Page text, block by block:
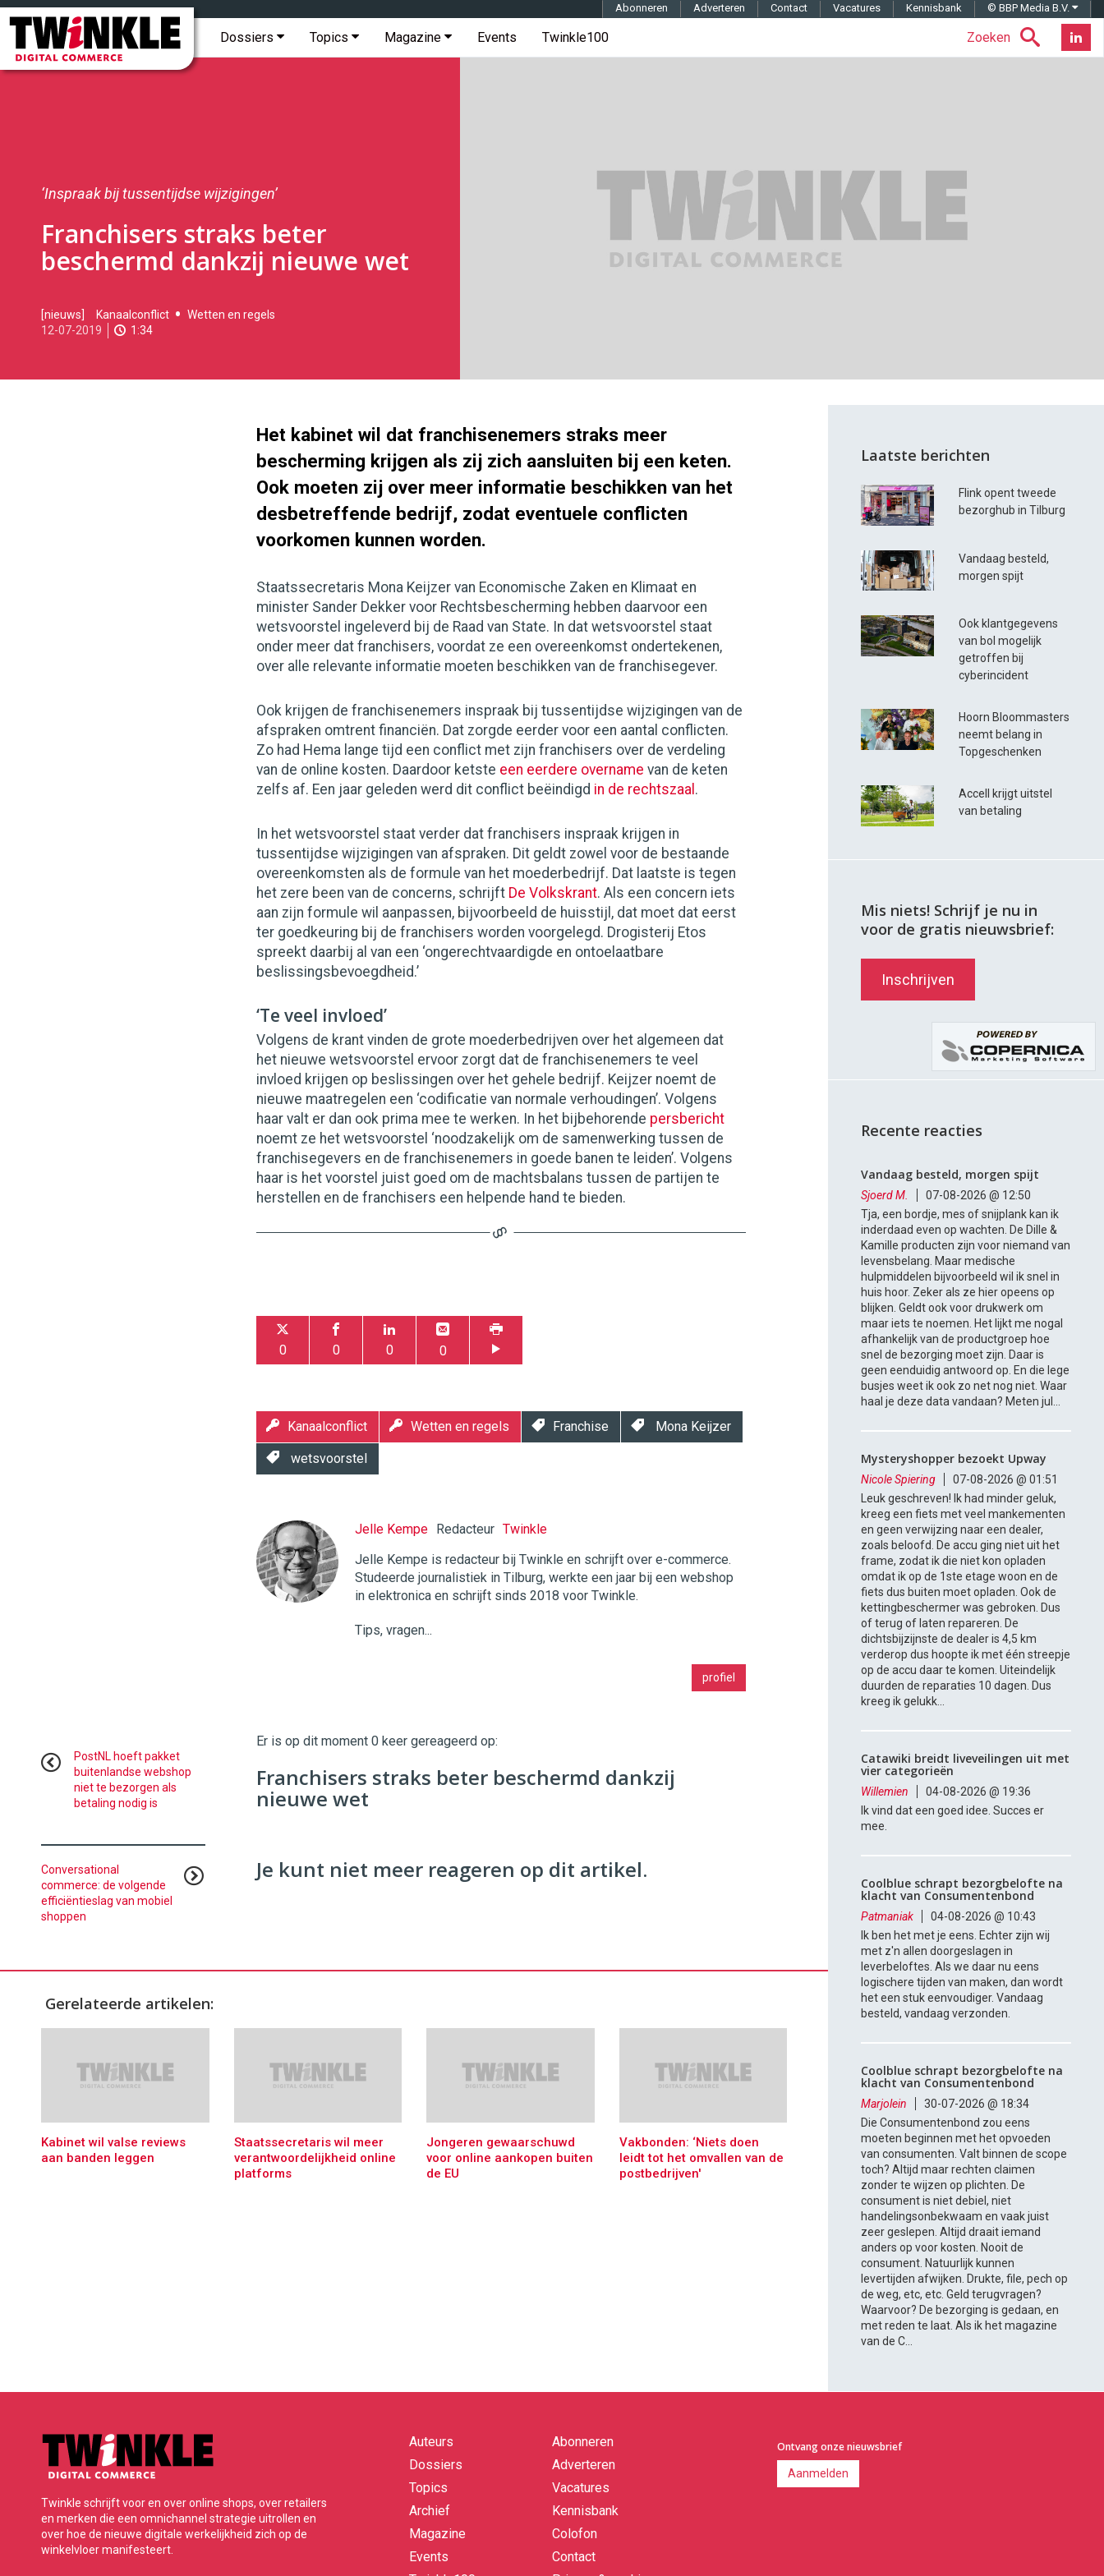
Twinkle
Digital
Commerce
Hoofdmenu Zoeken
Dossiers Topics Magazine Events Twinkle100
Topmenu Abonneren Adverteren Contact Vacatures Kennisbank © BBP Media B.V.
‘Inspraak bij tussentijdse wijzigingen’
Franchisers straks beter
beschermd dankzij nieuwe wet
2019-
07-
07-
[nieuws] Kanaalconflict
Wetten en regels
12-07-2019
1:34
Het kabinet wil dat franchisenemers straks meer
bescherming krijgen als zij zich aansluiten bij een keten.
Ook moeten zij over meer informatie beschikken van het
desbetreffende bedrijf, zodat eventuele conflicten
voorkomen kunnen worden.
Staatssecretaris Mona Keijzer van Economische Zaken en Klimaat en
minister Sander Dekker voor Rechtsbescherming hebben daarvoor een
wetsvoorstel ingeleverd bij de Raad van State. In dat wetsvoorstel staat
onder meer dat franchisers, voordat ze een overeenkomst ondertekenen,
over alle relevante informatie moeten beschikken van de franchisegever.
Ook krijgen de franchisenemers inspraak bij tussentijdse wijzigingen van de
afspraken omtrent financiën. Dat zorgde eerder voor een aantal conflicten.
Zo had Hema lange tijd een conflict met zijn franchisers over de verdeling
van de online kosten. Daardoor ketste een eerdere overname van de keten
zelfs af. Een jaar geleden werd dit conflict beëindigd in de rechtszaal .
In het wetsvoorstel staat verder dat franchisers inspraak krijgen in
tussentijdse wijzigingen van afspraken. Dit geldt zowel voor de bestaande
overeenkomsten als de formule van het moederbedrijf. Dat laatste is tegen
het zere been van de concerns, schrijft De Volkskrant. Als een concern iets
aan zijn formule wil aanpassen, bijvoorbeeld de huisstijl, dat moet dat eerst
ter goedkeuring bij de franchisers worden voorgelegd. Drogisterij Etos
spreekt daarbij al van een ‘ongerechtvaardigde en ontoelaatbare
beslissingsbevoegdheid.’
‘Te veel invloed’
Volgens de krant vinden de grote moederbedrijven over het algemeen dat
het nieuwe wetsvoorstel ervoor zorgt dat de franchisenemers te veel
invloed krijgen op beslissingen over het gehele bedrijf. Keijzer noemt de
nieuwe maatregelen een ‘codificatie van normale verhoudingen’. Volgens
haar valt er dan ook prima mee te werken. In het bijbehorende persbericht
noemt ze het wetsvoorstel ‘noodzakelijk om de samenwerking tussen de
franchisegevers en de franchisenemers in goede banen te leiden’. Volgens
haar is het voorstel juist goed om de machtsbalans tussen de partijen te
herstellen en de franchisers een helpende hand te bieden.
0 0 0 0
Kanaalconflict Wetten en regels Franchise Mona Keijzer
wetsvoorstel
Jelle Kempe Redacteur Twinkle
Jelle Kempe is redacteur bij Twinkle en schrijft over e-commerce.
Studeerde journalistiek in Tilburg, werkte een jaar bij een webshop
in elektronica en schrijft sinds 2018 voor Twinkle.
Tips, vragen...
profiel
Twinkle
|
Digital
Commercehttps://twinklemagazine.nl
Er is op dit moment 0 keer gereageerd op:
Franchisers straks beter beschermd dankzij
nieuwe wet
Je kunt niet meer reageren op dit artikel.
PostNL hoeft pakket
buitenlandse webshop
niet te bezorgen als
betaling nodig is
Conversational
commerce: de volgende
efficiëntieslag van mobiel
shoppen
Gerelateerde artikelen:
Kabinet wil valse reviews
aan banden leggen
Staatssecretaris wil meer
verantwoordelijkheid online
platforms
Jongeren gewaarschuwd
voor online aankopen buiten
de EU
Vakbonden: ‘Niets doen
leidt tot het omvallen van de
postbedrijven'
Laatste berichten
Flink opent tweede
bezorghub in Tilburg
Vandaag besteld,
morgen spijt
Ook klantgegevens
van bol mogelijk
getroffen bij
cyberincident
Hoorn Bloommasters
neemt belang in
Topgeschenken
Accell krijgt uitstel
van betaling
Mis niets! Schrijf je nu in
voor de gratis nieuwsbrief:
Inschrijven
Recente reacties
Vandaag besteld, morgen spijt
Sjoerd M.
07-08-2026 @ 12:50
Tja, een bordje, mes of snijplank kan ik
inderdaad even op wachten. De Dille &
Kamille producten zijn voor niemand van
levensbelang. Maar medische
hulpmiddelen bijvoorbeeld wil ik snel in
huis hoor. Zeker als ze hier opeens op
blijken. Geldt ook voor drukwerk om
maar iets te noemen. Het lijkt me nogal
afhankelijk van de productgroep hoe
snel de bezorging moet zijn. Daar is
geen eenduidig antwoord op. En die lege
busjes weet ik ook zo net nog niet. Waar
haal je deze data vandaan? Meten jul...
Mysteryshopper bezoekt Upway
Nicole Spiering
07-08-2026 @ 01:51
Leuk geschreven! Ik had minder geluk,
kreeg een fiets met veel mankementen
en geen verwijzing naar een dealer,
zoals beloofd. De accu ging niet uit het
frame, zodat ik die niet kon opladen
omdat ik op de 1ste etage woon en de
fiets dus buiten moet opladen. Ook de
kettingbeschermer was gebroken. Dus
of terug of laten repareren. De
dichtsbijzijnste de dealer is 4,5 km
verderop dus hoopte ik met één streepje
op de accu daar te komen. Uiteindelijk
duurden de reparaties 10 dagen. Dus
kreeg ik gelukk...
Catawiki breidt liveveilingen uit met
vier categorieën
Willemien
04-08-2026 @ 19:36
Ik vind dat een goed idee. Succes er
mee.
Coolblue schrapt bezorgbelofte na
klacht van Consumentenbond
Patmaniak
04-08-2026 @ 10:43
Ik ben het met je eens. Echter zijn wij
met z'n allen doorgeslagen in
leverbeloftes. Als we daar nu eens
logischere tijden van maken, dan wordt
het een stuk eenvoudiger. Vandaag
besteld, vandaag verzonden.
Coolblue schrapt bezorgbelofte na
klacht van Consumentenbond
Marjolein
30-07-2026 @ 18:34
Die Consumentenbond zou eens
moeten beginnen met het opvoeden
van consumenten. Valt binnen de scope
toch? Altijd maar rechten claimen
zonder te wijzen op plichten. De
consument is niet debiel, niet
handelingsonbekwaam en vaak juist
zeer geslepen. Altijd draait iemand
anders op voor kosten. Nooit de
consument. Natuurlijk kunnen
levertijden afwijken. Drukte, file, pech op
de weg, etc, etc. Geld terugvragen?
Waarvoor? De bezorging is gedaan, en
met reden te laat. Als ik het magazine
van de C...
Twinkle schrijft voor en over online shops, over retailers
en merken die een omnichannel strategie uitrollen en
over hoe de nieuwe digitale werkelijkheid zich op de
winkelvloer manifesteert.
Quick
links
Auteurs
Dossiers
Topics
Archief
Magazine
Events
Abonneren
Adverteren
Vacatures
Kennisbank
Colofon
Contact
Ontvang onze nieuwsbrief
Aanmelden